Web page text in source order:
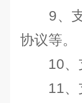
9、支
协议等。
10、支
11、支